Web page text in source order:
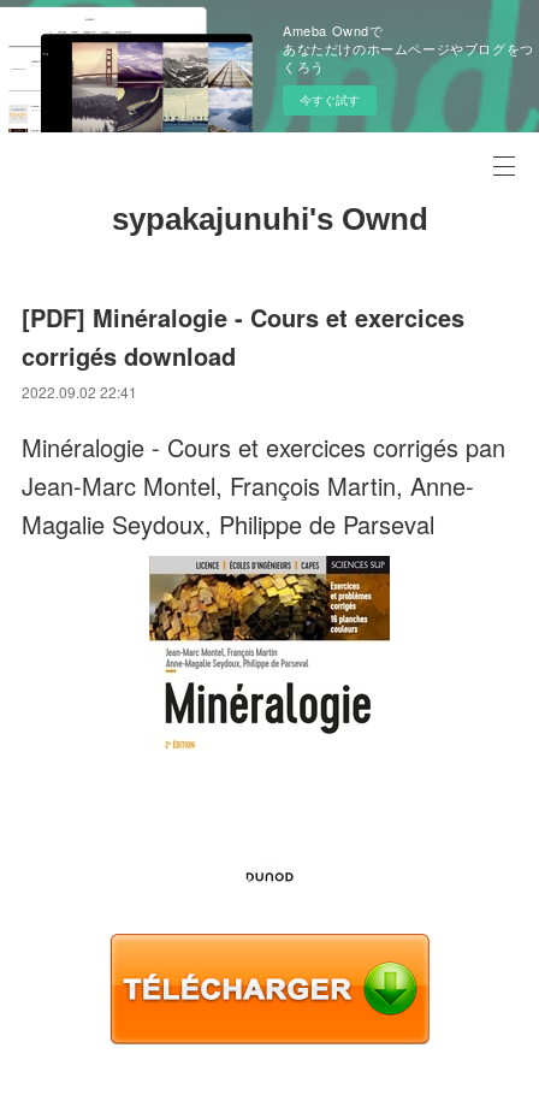
Ameba Owndで
あなただけのホームページやブログをつ
くろう
今すぐ試す
sypakajunuhi's Ownd
[PDF] Minéralogie - Cours et exercices
corrigés download
2022.09.02 22:41
Minéralogie - Cours et exercices corrigés pan
Jean-Marc Montel, François Martin, Anne-
Magalie Seydoux, Philippe de Parseval